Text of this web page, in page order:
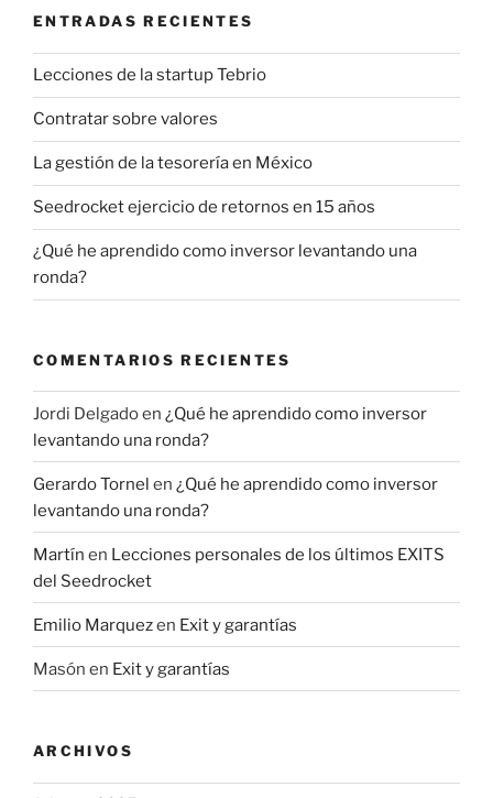
ENTRADAS RECIENTES
Lecciones de la startup Tebrio
Contratar sobre valores
La gestión de la tesorería en México
Seedrocket ejercicio de retornos en 15 años
¿Qué he aprendido como inversor levantando una
ronda?
COMENTARIOS RECIENTES
Jordi Delgadoen ¿Qué he aprendido como inversor
levantando una ronda?
Gerardo Tornel en ¿Qué he aprendido como inversor
levantando una ronda?
Martín en Lecciones personales de los últimos EXITS
del Seedrocket
Emilio Marquezen Exit y garantías
Masón en Exit y garantías
ARCHIVOS